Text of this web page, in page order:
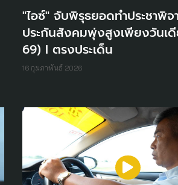
"ไอซ์" จับพิรุธยอดทำประชาพิ
ประกันสังคมพุ่งสูงเพียงวันเ
69) I ตรงประเด็น
16 กุมภาพันธ์ 2026